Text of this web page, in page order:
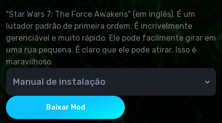
"Star Wars 7: The Force Awakens" (em inglês). É um
lutador padrão de primeira ordem. É incrivelmente
gerenciável e muito rápido. Ele pode facilmente girar em
uma rua pequena. É claro que ele pode atirar. Isso é
maravilhoso.
Manual de instalação
Licença:
Clique no botão Workshop, na guia que abre clique no
botão "Inscrever".
Baixar Mod